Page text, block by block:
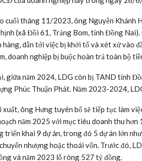
tháng trở lại đây, LDG đã tăng trần 13
và nằm ngoài sự kiểm soát của Công ty.
có bất kỳ tác động nào gây ảnh hưởng
giải trình thứ 2, khi LDG tăng trần liên
quả từ diễn biến cung – cầu khách quan
cạnh đó, LDG cho rằng các nội dung
hướng tích cực, qua đó góp phần hỗ trợ